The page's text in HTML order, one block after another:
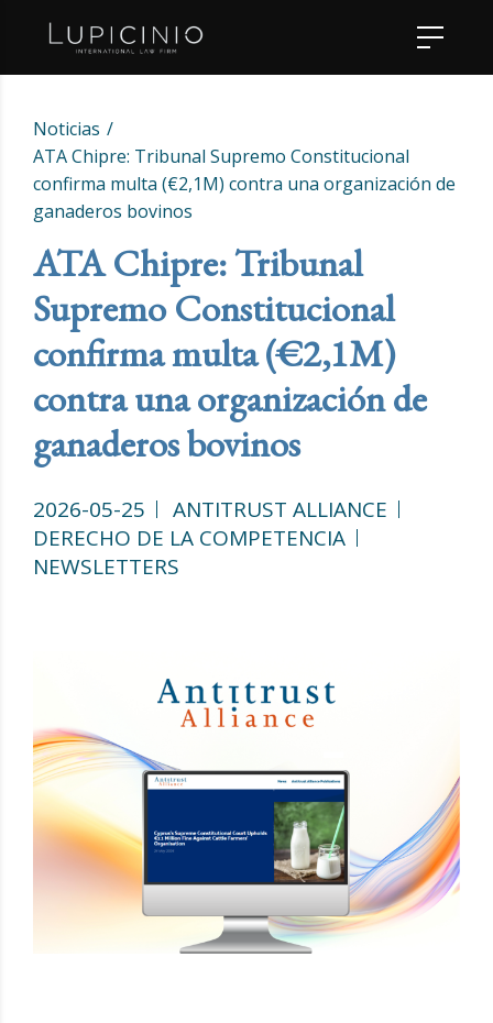
Noticias
ATA Chipre: Tribunal Supremo Constitucional
confirma multa (€2,1M) contra una organización de
ganaderos bovinos
ATA Chipre: Tribunal
Supremo Constitucional
confirma multa (€2,1M)
contra una organización de
ganaderos bovinos
2026-05-25
ANTITRUST ALLIANCE
DERECHO DE LA COMPETENCIA
NEWSLETTERS